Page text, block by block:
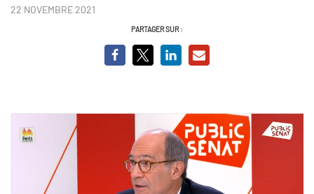
22 NOVEMBRE 2021
PARTAGER SUR :